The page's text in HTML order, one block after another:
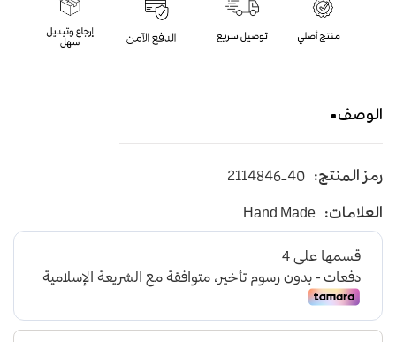
الوصف
متوسط الارتفاع - اللون أزرق وسماوي
صناعة وطنية
رمز المنتج: 2114846-40
العلامات: Hand Made